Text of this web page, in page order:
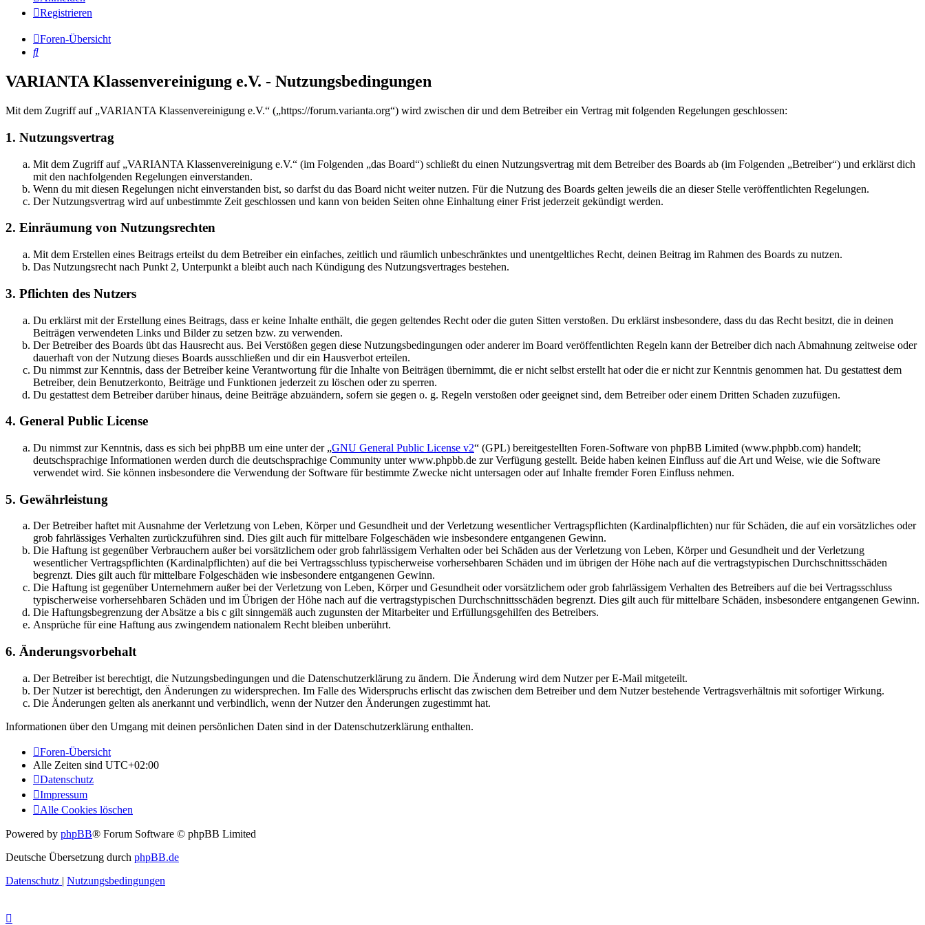
Registrieren
Foren-Übersicht
Suche
VARIANTA Klassenvereinigung e.V. - Nutzungsbedingungen
Mit dem Zugriff auf „VARIANTA Klassenvereinigung e.V.“ („https://forum.varianta.org“) wird zwischen dir und dem Betreiber ein Vertrag mit folgenden Regelungen geschlossen:
1. Nutzungsvertrag
Mit dem Zugriff auf „VARIANTA Klassenvereinigung e.V.“ (im Folgenden „das Board“) schließt du einen Nutzungsvertrag mit dem Betreiber des Boards ab (im Folgenden „Betreiber“) und erklärst dich
mit den nachfolgenden Regelungen einverstanden.
Wenn du mit diesen Regelungen nicht einverstanden bist, so darfst du das Board nicht weiter nutzen. Für die Nutzung des Boards gelten jeweils die an dieser Stelle veröffentlichten Regelungen.
Der Nutzungsvertrag wird auf unbestimmte Zeit geschlossen und kann von beiden Seiten ohne Einhaltung einer Frist jederzeit gekündigt werden.
2. Einräumung von Nutzungsrechten
Mit dem Erstellen eines Beitrags erteilst du dem Betreiber ein einfaches, zeitlich und räumlich unbeschränktes und unentgeltliches Recht, deinen Beitrag im Rahmen des Boards zu nutzen.
Das Nutzungsrecht nach Punkt 2, Unterpunkt a bleibt auch nach Kündigung des Nutzungsvertrages bestehen.
3. Pflichten des Nutzers
Du erklärst mit der Erstellung eines Beitrags, dass er keine Inhalte enthält, die gegen geltendes Recht oder die guten Sitten verstoßen. Du erklärst insbesondere, dass du das Recht besitzt, die in deinen
Beiträgen verwendeten Links und Bilder zu setzen bzw. zu verwenden.
Der Betreiber des Boards übt das Hausrecht aus. Bei Verstößen gegen diese Nutzungsbedingungen oder anderer im Board veröffentlichten Regeln kann der Betreiber dich nach Abmahnung zeitweise oder
dauerhaft von der Nutzung dieses Boards ausschließen und dir ein Hausverbot erteilen.
Du nimmst zur Kenntnis, dass der Betreiber keine Verantwortung für die Inhalte von Beiträgen übernimmt, die er nicht selbst erstellt hat oder die er nicht zur Kenntnis genommen hat. Du gestattest dem
Betreiber, dein Benutzerkonto, Beiträge und Funktionen jederzeit zu löschen oder zu sperren.
Du gestattest dem Betreiber darüber hinaus, deine Beiträge abzuändern, sofern sie gegen o. g. Regeln verstoßen oder geeignet sind, dem Betreiber oder einem Dritten Schaden zuzufügen.
4. General Public License
Du nimmst zur Kenntnis, dass es sich bei phpBB um eine unter der „GNU General Public License v2“ (GPL) bereitgestellten Foren-Software von phpBB Limited (www.phpbb.com) handelt;
deutschsprachige Informationen werden durch die deutschsprachige Community unter www.phpbb.de zur Verfügung gestellt. Beide haben keinen Einfluss auf die Art und Weise, wie die Software
verwendet wird. Sie können insbesondere die Verwendung der Software für bestimmte Zwecke nicht untersagen oder auf Inhalte fremder Foren Einfluss nehmen.
5. Gewährleistung
Der Betreiber haftet mit Ausnahme der Verletzung von Leben, Körper und Gesundheit und der Verletzung wesentlicher Vertragspflichten (Kardinalpflichten) nur für Schäden, die auf ein vorsätzliches oder
grob fahrlässiges Verhalten zurückzuführen sind. Dies gilt auch für mittelbare Folgeschäden wie insbesondere entgangenen Gewinn.
Die Haftung ist gegenüber Verbrauchern außer bei vorsätzlichem oder grob fahrlässigem Verhalten oder bei Schäden aus der Verletzung von Leben, Körper und Gesundheit und der Verletzung
wesentlicher Vertragspflichten (Kardinalpflichten) auf die bei Vertragsschluss typischerweise vorhersehbaren Schäden und im übrigen der Höhe nach auf die vertragstypischen Durchschnittsschäden
begrenzt. Dies gilt auch für mittelbare Folgeschäden wie insbesondere entgangenen Gewinn.
Die Haftung ist gegenüber Unternehmern außer bei der Verletzung von Leben, Körper und Gesundheit oder vorsätzlichem oder grob fahrlässigem Verhalten des Betreibers auf die bei Vertragsschluss
typischerweise vorhersehbaren Schäden und im Übrigen der Höhe nach auf die vertragstypischen Durchschnittsschäden begrenzt. Dies gilt auch für mittelbare Schäden, insbesondere entgangenen Gewinn.
Die Haftungsbegrenzung der Absätze a bis c gilt sinngemäß auch zugunsten der Mitarbeiter und Erfüllungsgehilfen des Betreibers.
Ansprüche für eine Haftung aus zwingendem nationalem Recht bleiben unberührt.
6. Änderungsvorbehalt
Der Betreiber ist berechtigt, die Nutzungsbedingungen und die Datenschutzerklärung zu ändern. Die Änderung wird dem Nutzer per E-Mail mitgeteilt.
Der Nutzer ist berechtigt, den Änderungen zu widersprechen. Im Falle des Widerspruchs erlischt das zwischen dem Betreiber und dem Nutzer bestehende Vertragsverhältnis mit sofortiger Wirkung.
Die Änderungen gelten als anerkannt und verbindlich, wenn der Nutzer den Änderungen zugestimmt hat.
Informationen über den Umgang mit deinen persönlichen Daten sind in der Datenschutzerklärung enthalten.
Foren-Übersicht
Alle Zeiten sind UTC+02:00
Datenschutz
Impressum
Alle Cookies löschen
Powered by phpBB® Forum Software © phpBB Limited
Deutsche Übersetzung durch phpBB.de
Datenschutz | Nutzungsbedingungen